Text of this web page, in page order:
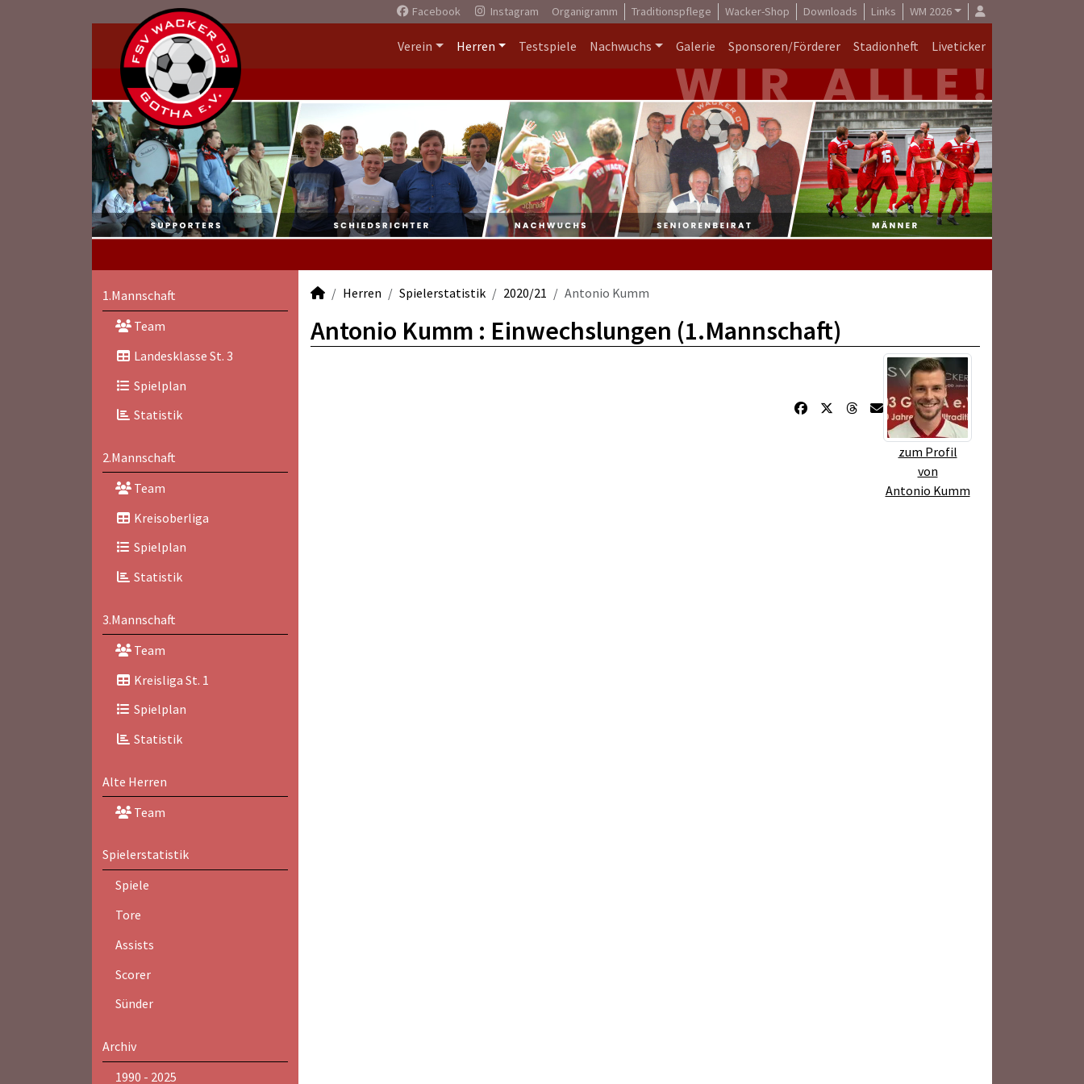
Facebook Instagram Organigramm Traditionspflege Wacker-Shop Downloads Links WM 2026
Verein Herren Testspiele Nachwuchs Galerie Sponsoren/Förderer Stadionheft Liveticker
1.Mannschaft
Team
Landesklasse St. 3
Spielplan
Statistik
2.Mannschaft
Team
Kreisoberliga
Spielplan
Statistik
3.Mannschaft
Team
Kreisliga St. 1
Spielplan
Statistik
Alte Herren
Team
Spielerstatistik
Spiele
Tore
Assists
Scorer
Sünder
Archiv
1990 - 2025
Herren Spielerstatistik 2020/21 Antonio Kumm
Antonio Kumm : Einwechslungen (1.Mannschaft)
zum Profil
von
Antonio Kumm